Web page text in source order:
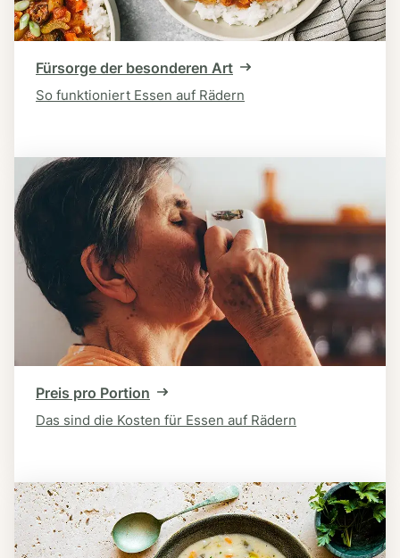
Fürsorge der besonderen Art
So funktioniert Essen auf Rädern
Preis pro Portion
Das sind die Kosten für Essen auf Rädern